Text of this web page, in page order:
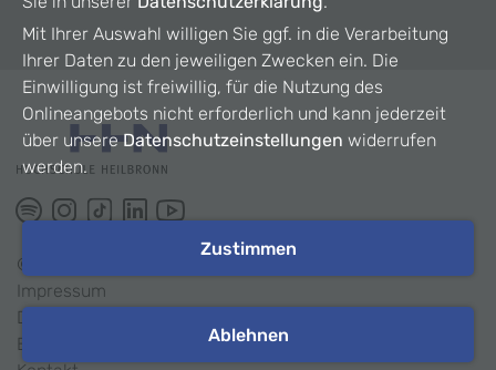
©
Impressum
Datenschutz
Barrierefreiheit
Mit Ihrer Auswahl willigen Sie ggf. in die Verarbeitung
Ihrer Daten zu den jeweiligen Zwecken ein. Die
Einwilligung ist freiwillig, für die Nutzung des
Onlineangebots nicht erforderlich und kann jederzeit
über unsereDatenschutzeinstellungen widerrufen
werden.
Zustimmen
Ablehnen